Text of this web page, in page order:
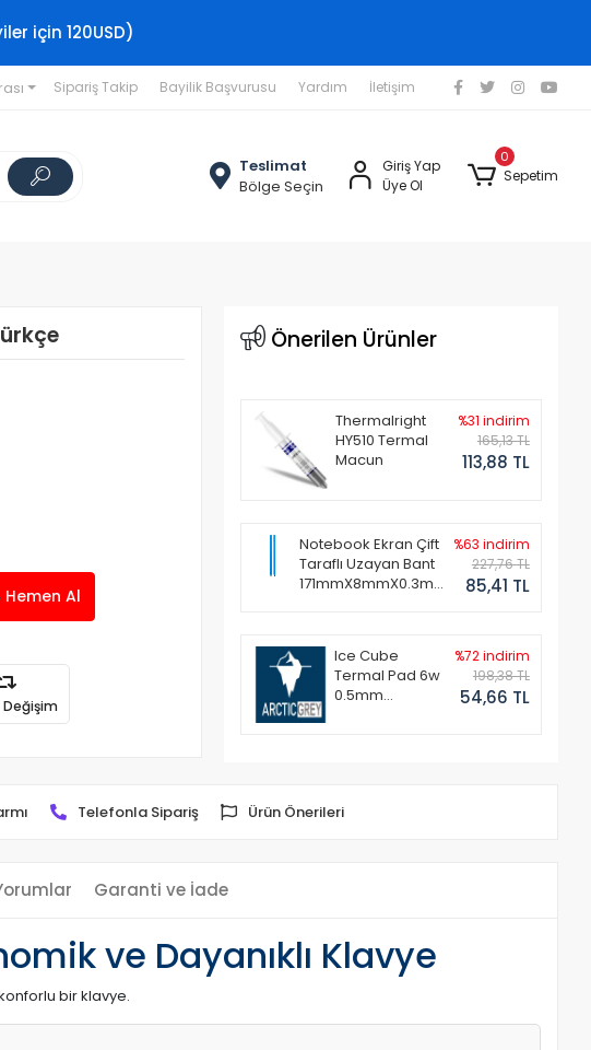
için 120USD)
Sipariş Takip Bayilik Başvurusu Yardım İletişim
Teslimat
Bölge Seçin
Giriş Yap
Üye Ol
0
Sepetim
Hemen Al
Değişim
Önerilen Ürünler
Thermalright
HY510 Termal
Macun
%31 indirim
165,13 TL
113,88 TL
Notebook Ekran Çift
Taraflı Uzayan Bant
171mmX8mmX0.3mm
%63 indirim
227,76 TL
85,41 TL
Ice Cube
Termal Pad 6w
0.5mm
%72 indirim
198,38 TL
54,66 TL
Telefonla Sipariş Ürün Önerileri
Garanti ve İade
ve Dayanıklı Klavye
bir klavye.